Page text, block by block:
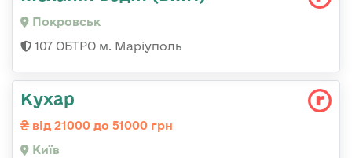
Покровськ
107 ОБТРО м. Маріуполь
Кухар
від 21000 до 51000 грн
Київ